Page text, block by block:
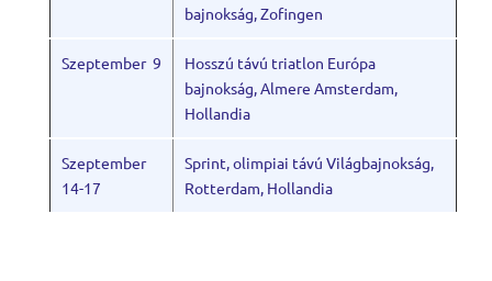
bajnokság, Zofingen
Szeptember 9
Hosszú távú triatlon Európa
bajnokság, Almere Amsterdam,
Hollandia
Szeptember
14-17
Sprint, olimpiai távú Világbajnokság,
Rotterdam, Hollandia